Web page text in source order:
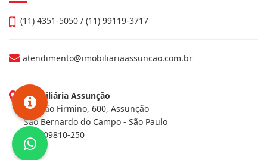
(11) 4351-5050 / (11) 99119-3717
atendimento@imobiliariaassuncao.com.br
Imobiliária Assunção
Av. João Firmino, 600, Assunção
São Bernardo do Campo - São Paulo
CEP: 09810-250